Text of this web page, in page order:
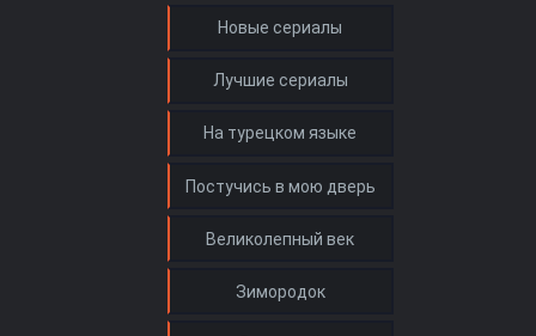
Новые сериалы
Лучшие сериалы
На турецком языке